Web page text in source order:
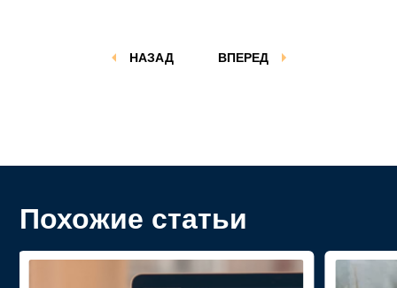
ВПЕРЕД
НАЗАД
Похожие статьи